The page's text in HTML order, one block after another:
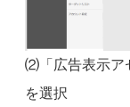
⑵「広告表示ア
を選択